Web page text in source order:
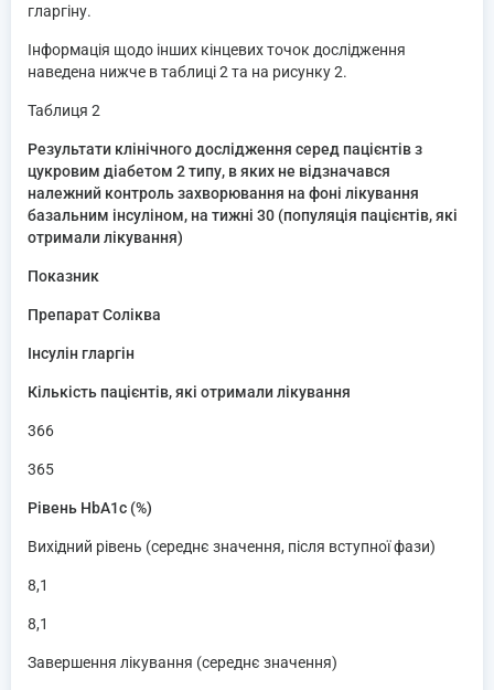
гларгіну.
Інформація щодо інших кінцевих точок дослідження
наведена нижче в таблиці 2 та на рисунку 2.
Таблиця 2
Результати клінічного дослідження серед пацієнтів з
цукровим діабетом 2 типу, в яких не відзначався
належний контроль захворювання на фоні лікування
базальним інсуліном, на тижні 30 (популяція пацієнтів, які
отримали лікування)
Показник
Препарат Соліква
Інсулін гларгін
Кількість пацієнтів, які отримали лікування
366
365
Рівень HbA1c (%)
Вихідний рівень (середнє значення, після вступної фази)
8,1
8,1
Завершення лікування (середнє значення)